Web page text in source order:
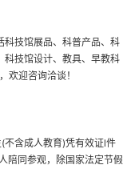
科技馆展品、科普产品、科
科技馆设计、教具、早教科
欢迎咨询洽谈！
不含成人教育)凭有效证l件
陪同参观，除国家法定节假